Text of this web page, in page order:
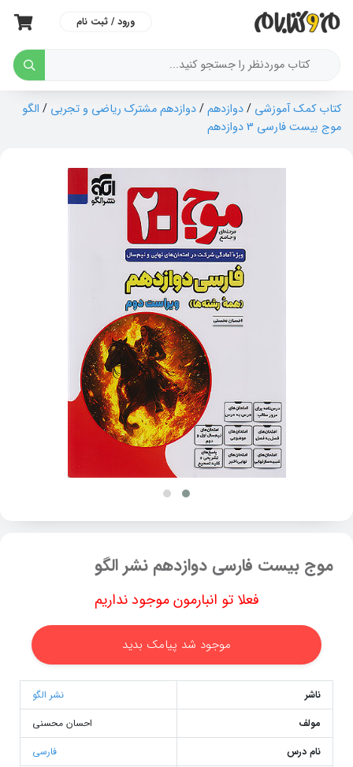
ورود / ثبت نام
کتاب کمک آموزشی /دوازدهم/دوازدهم مشترک ریاضی و تجربی / الگو
موج بیست فارسی 3 دوازدهم
موج بیست فارسی دوازدهم نشر الگو
فعلا تو انبارمون موجود نداریم
موجود شد پیامک بدید
ناشر
نشر الگو
مولف
احسان محسنی
نام درس
فارسی